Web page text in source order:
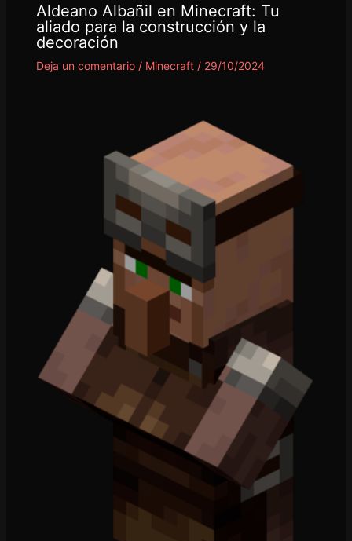
Aldeano Albañil en Minecraft: Tu
aliado para la construcción y la
decoración
Deja un comentario / Minecraft/ 29/10/2024